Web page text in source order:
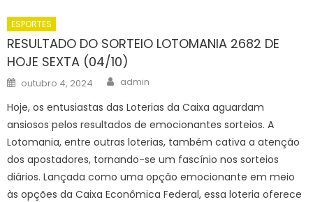
ESPORTES
RESULTADO DO SORTEIO LOTOMANIA 2682 DE
HOJE SEXTA (04/10)
Posted
on
outubro 4, 2024 Author
admin
Hoje, os entusiastas das Loterias da Caixa aguardam
ansiosos pelos resultados de emocionantes sorteios. A
Lotomania, entre outras loterias, também cativa a atenção
dos apostadores, tornando-se um fascínio nos sorteios
diários. Lançada como uma opção emocionante em meio
às opções da Caixa Econômica Federal, essa loteria oferece